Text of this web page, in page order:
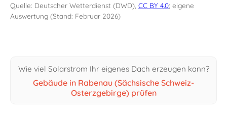
Quelle: Deutscher Wetterdienst (DWD), CC BY 4.0; eigene
Auswertung (Stand: Februar 2026)
Wie viel Solarstrom Ihr eigenes Dach erzeugen kann?
Gebäude in Rabenau (Sächsische Schweiz-
Osterzgebirge) prüfen